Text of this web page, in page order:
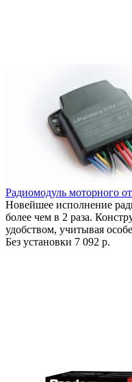
Радиомодуль моторного
Новейшее исполнение
более чем в 2 раза.
удобством, учитывая
Без установки 7 092 р.